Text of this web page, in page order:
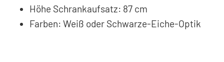
Höhe Schrankaufsatz: 87 cm
Farben: Weiß oder Schwarze-Eiche-Optik